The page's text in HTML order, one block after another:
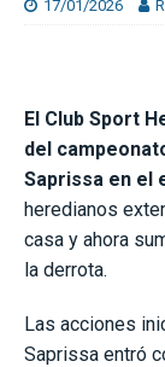
17/01/2026
El Club Sport
del
Saprissa en el
heredianos
casa y ahora
la derrota.
Las acciones
Saprissa entró